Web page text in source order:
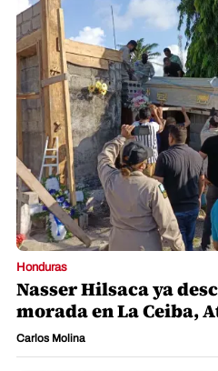
Honduras
Nasser Hilsaca ya
morada en La Ceiba,
Carlos Molina